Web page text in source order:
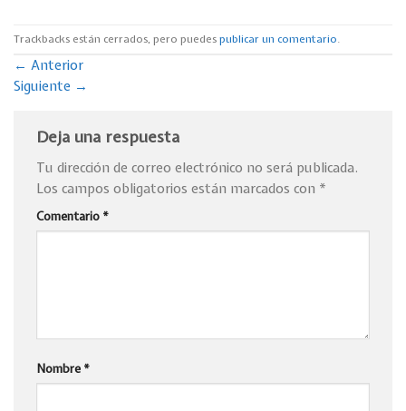
Trackbacks están cerrados, pero puedespublicar un comentario.
← Anterior
Siguiente →
Deja una respuesta
Tu dirección de correo electrónico no será publicada.
Los campos obligatorios están marcados con *
Comentario *
Nombre *